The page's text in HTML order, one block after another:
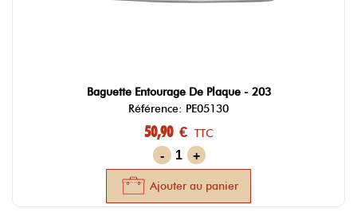
Baguette Entourage De Plaque - 203
Référence: PE05130
50,90 € TTC
-
+
Ajouter au panier